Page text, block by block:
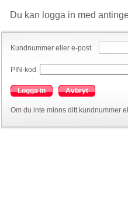
Du kan logga in med
Kundnummer eller e-post
PIN-kod
Logga in Avbryt
Om du inte minns ditt kundnummer